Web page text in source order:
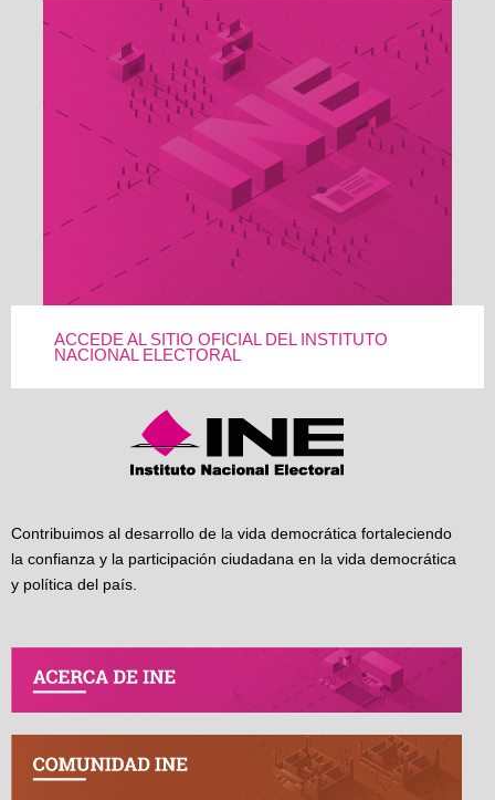
ACCEDE AL SITIO OFICIAL DEL INSTITUTO
NACIONAL ELECTORAL
Contribuimos al desarrollo de la vida democrática fortaleciendo
la confianza y la participación ciudadana en la vida democrática
y política del país.